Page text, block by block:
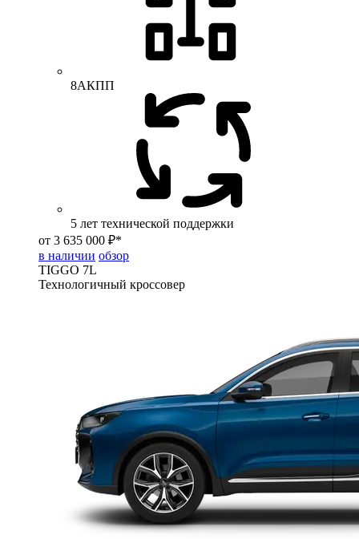
8АКПП
5 лет технической поддержки
от 3 635 000 ₽*
в наличии обзор
TIGGO 7L
Технологичный кроссовер